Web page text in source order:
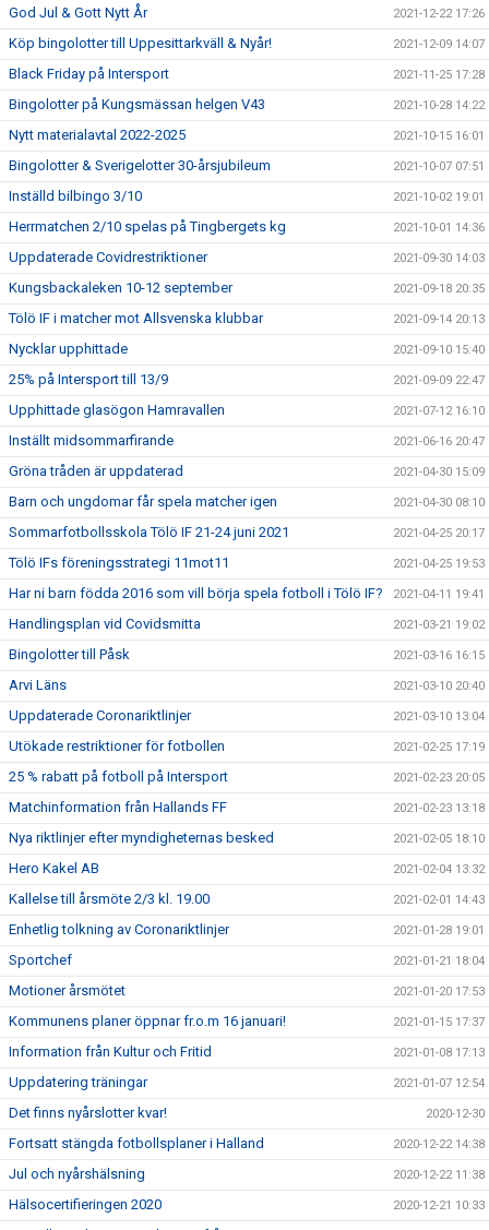
God Jul & Gott Nytt År 2021-12-22 17:26
Köp bingolotter till Uppesittarkväll & Nyår! 2021-12-09 14:07
Black Friday på Intersport 2021-11-25 17:28
Bingolotter på Kungsmässan helgen V43 2021-10-28 14:22
Nytt materialavtal 2022-2025 2021-10-15 16:01
Bingolotter & Sverigelotter 30-årsjubileum 2021-10-07 07:51
Inställd bilbingo 3/10 2021-10-02 19:01
Herrmatchen 2/10 spelas på Tingbergets kg 2021-10-01 14:36
Uppdaterade Covidrestriktioner 2021-09-30 14:03
Kungsbackaleken 10-12 september 2021-09-18 20:35
Tölö IF i matcher mot Allsvenska klubbar 2021-09-14 20:13
Nycklar upphittade 2021-09-10 15:40
25% på Intersport till 13/9 2021-09-09 22:47
Upphittade glasögon Hamravallen 2021-07-12 16:10
Inställt midsommarfirande 2021-06-16 20:47
Gröna tråden är uppdaterad 2021-04-30 15:09
Barn och ungdomar får spela matcher igen 2021-04-30 08:10
Sommarfotbollsskola Tölö IF 21-24 juni 2021 2021-04-25 20:17
Tölö IFs föreningsstrategi 11mot11 2021-04-25 19:53
Har ni barn födda 2016 som vill börja spela fotboll i Tölö IF? 2021-04-11 19:41
Handlingsplan vid Covidsmitta 2021-03-21 19:02
Bingolotter till Påsk 2021-03-16 16:15
Arvi Läns 2021-03-10 20:40
Uppdaterade Coronariktlinjer 2021-03-10 13:04
Utökade restriktioner för fotbollen 2021-02-25 17:19
25 % rabatt på fotboll på Intersport 2021-02-23 20:05
Matchinformation från Hallands FF 2021-02-23 13:18
Nya riktlinjer efter myndigheternas besked 2021-02-05 18:10
Hero Kakel AB 2021-02-04 13:32
Kallelse till årsmöte 2/3 kl. 19.00 2021-02-01 14:43
Enhetlig tolkning av Coronariktlinjer 2021-01-28 19:01
Sportchef 2021-01-21 18:04
Motioner årsmötet 2021-01-20 17:53
Kommunens planer öppnar fr.o.m 16 januari! 2021-01-15 17:37
Information från Kultur och Fritid 2021-01-08 17:13
Uppdatering träningar 2021-01-07 12:54
Det finns nyårslotter kvar! 2020-12-30
Fortsatt stängda fotbollsplaner i Halland 2020-12-22 14:38
Jul och nyårshälsning 2020-12-22 11:38
Hälsocertifieringen 2020 2020-12-21 10:33